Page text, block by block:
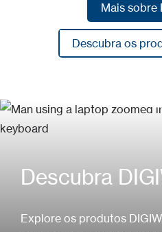
Mais sobre
Mais sobre
Descubra os
Descubra
Explore os produtos